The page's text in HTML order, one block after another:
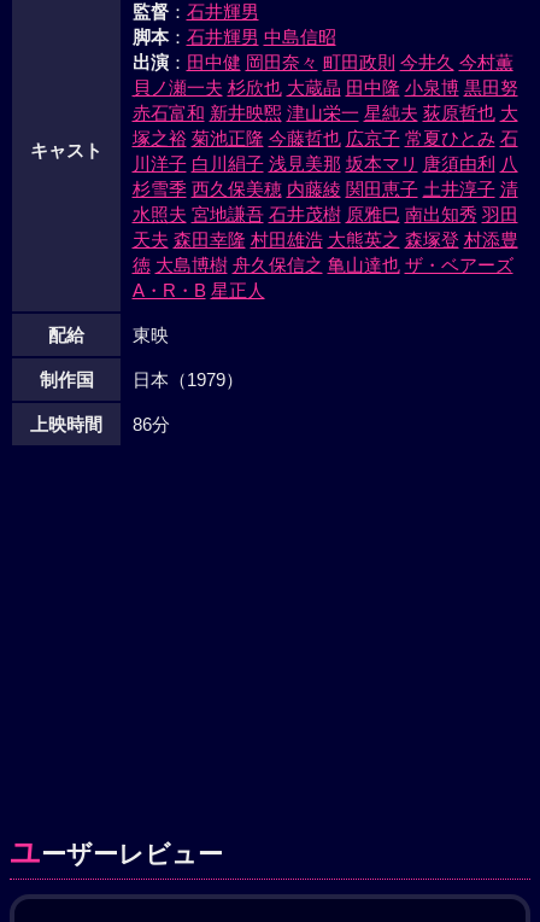
キャスト
監督： 石井輝男
脚本： 石井輝男 中島信昭
出演： 田中健 岡田奈々 町田政則 今井久 今村薫
貝ノ瀬一夫 杉欣也 大蔵晶 田中隆 小泉博 黒田努
赤石富和 新井映煕 津山栄一 星純夫 荻原哲也 大
塚之裕 菊池正隆 今藤哲也 広京子 常夏ひとみ 石
川洋子 白川絹子 浅見美那 坂本マリ 唐須由利 八
杉雪季 西久保美穂 内藤綾 関田恵子 土井淳子 清
水照夫 宮地謙吾 石井茂樹 原雅巳 南出知秀 羽田
天夫 森田幸隆 村田雄浩 大熊英之 森塚登 村添豊
徳 大島博樹 舟久保信之 亀山達也 ザ・ベアーズ
A・R・B 星正人
配給 東映
制作国 日本（1979）
上映時間 86分
ユーザーレビュー